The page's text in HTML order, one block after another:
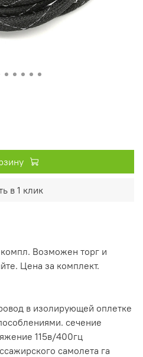
в 1 клик
Возможен торг и
Цена за комплект.
в изолирующей оплетке
сечение
115в/400гц
самолета га